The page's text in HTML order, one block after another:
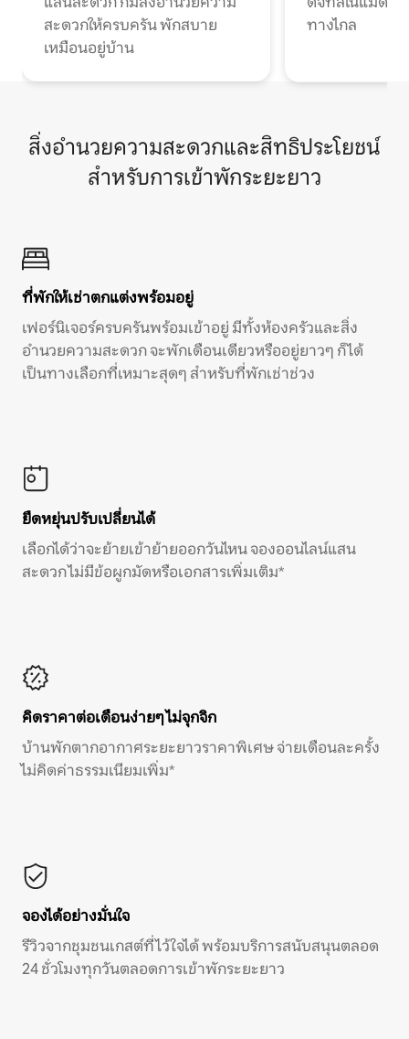
สะดวกให้ครบครัน พักสบาย
เหมือนอยู่บ้าน
ทางไกล
สิ่งอำนวยความสะดวกและสิทธิประโยชน์
สำหรับการเข้าพักระยะยาว
ที่พักให้เช่าตกแต่งพร้อมอยู่
เฟอร์นิเจอร์ครบครันพร้อมเข้าอยู่ มีทั้งห้องครัวและสิ่ง
อำนวยความสะดวก จะพักเดือนเดียวหรืออยู่ยาวๆ ก็ได้
เป็นทางเลือกที่เหมาะสุดๆ สำหรับที่พักเช่าช่วง
ยืดหยุ่นปรับเปลี่ยนได้
เลือกได้ว่าจะย้ายเข้าย้ายออกวันไหน จองออนไลน์แสน
สะดวก ไม่มีข้อผูกมัดหรือเอกสารเพิ่มเติม*
คิดราคาต่อเดือนง่ายๆ ไม่จุกจิก
บ้านพักตากอากาศระยะยาวราคาพิเศษ จ่ายเดือนละครั้ง
ไม่คิดค่าธรรมเนียมเพิ่ม*
จองได้อย่างมั่นใจ
รีวิวจากชุมชนเกสต์ที่ไว้ใจได้ พร้อมบริการสนับสนุนตลอด
24 ชั่วโมงทุกวันตลอดการเข้าพักระยะยาว